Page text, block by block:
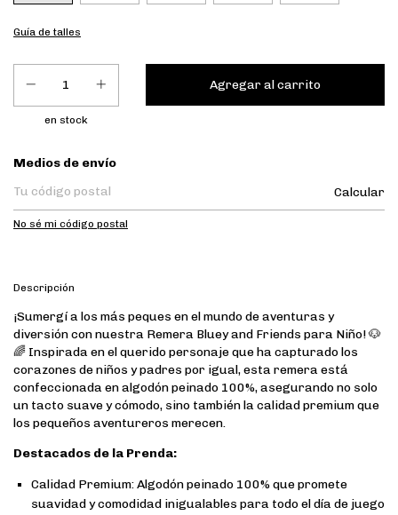
Guía de talles
en stock
Entregas para el CP:
Medios de envío
Calcular
No sé mi código postal
Descripción
¡Sumergí a los más peques en el mundo de aventuras y
diversión con nuestra Remera Bluey and Friends para Niño! 🐶
🌈 Inspirada en el querido personaje que ha capturado los
corazones de niños y padres por igual, esta remera está
confeccionada en algodón peinado 100%, asegurando no solo
un tacto suave y cómodo, sino también la calidad premium que
los pequeños aventureros merecen.
Destacados de la Prenda:
Calidad Premium: Algodón peinado 100% que promete
suavidad y comodidad inigualables para todo el día de juego